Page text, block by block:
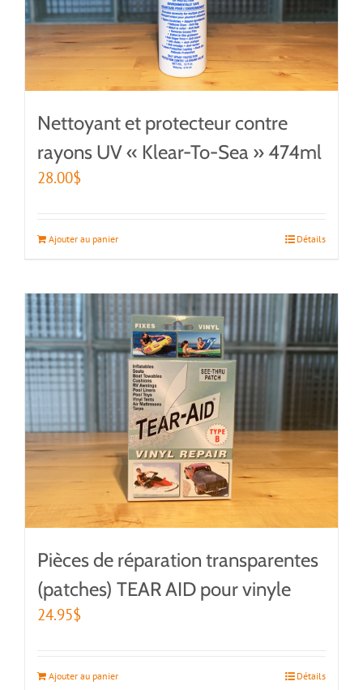
Nettoyant et protecteur contre
rayons UV « Klear-To-Sea » 474ml
28.00$
Ajouter au panier Détails
Pièces de réparation transparentes
(patches) TEAR AID pour vinyle
24.95$
Ajouter au panier Détails